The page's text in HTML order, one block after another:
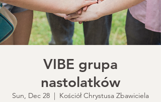
VIBE grupa
nastolatków
Sun, Dec 28
  |
Kościół Chrystusa Zbawiciela